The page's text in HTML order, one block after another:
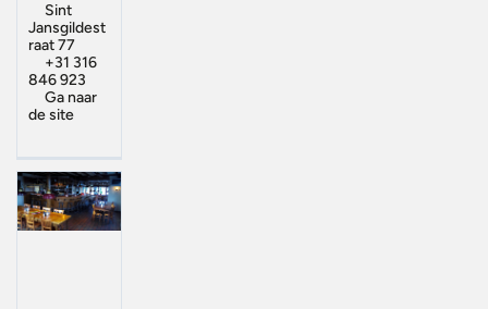
Sint
Jansgildest
raat 77
+31 316
846 923
Ga naar
de site